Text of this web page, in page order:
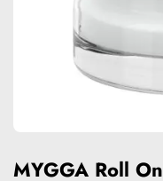
MYGGA Roll On